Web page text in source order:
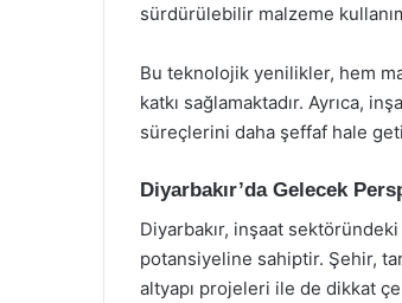
sürdürülebilir malzeme
Bu teknolojik yenilikler, hem
katkı sağlamaktadır. Ayrıca,
süreçlerini daha şeffaf hale
Diyarbakır’da Gelecek
Diyarbakır, inşaat
potansiyeline sahiptir. Şehir,
altyapı projeleri ile de dikkat